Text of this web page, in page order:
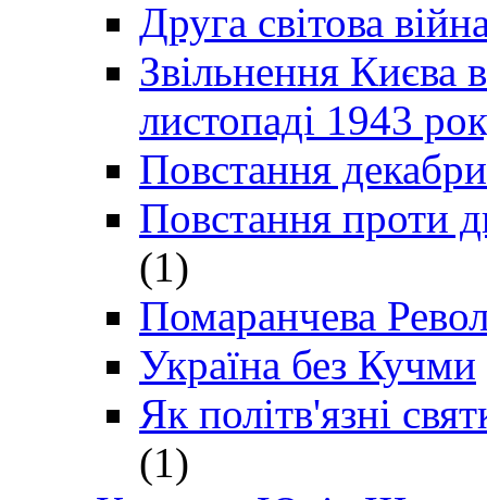
Друга світова
Звільнення Києва
листопаді 1943
Повстання
Повстання проти
(1)
Помаранчева
Україна без Кучми
Як політв'язні
(1)